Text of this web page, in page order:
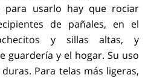
para usarlo hay que rociar
de pañales, en el
y sillas altas, y
guardería y el hogar. Su uso
Para telas más ligeras,